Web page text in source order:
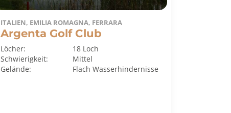
ITALIEN, EMILIA ROMAGNA, FERRARA
Argenta Golf Club
Löcher:
18 Loch
Schwierigkeit:
Mittel
Gelände:
FlachWasserhindernisse